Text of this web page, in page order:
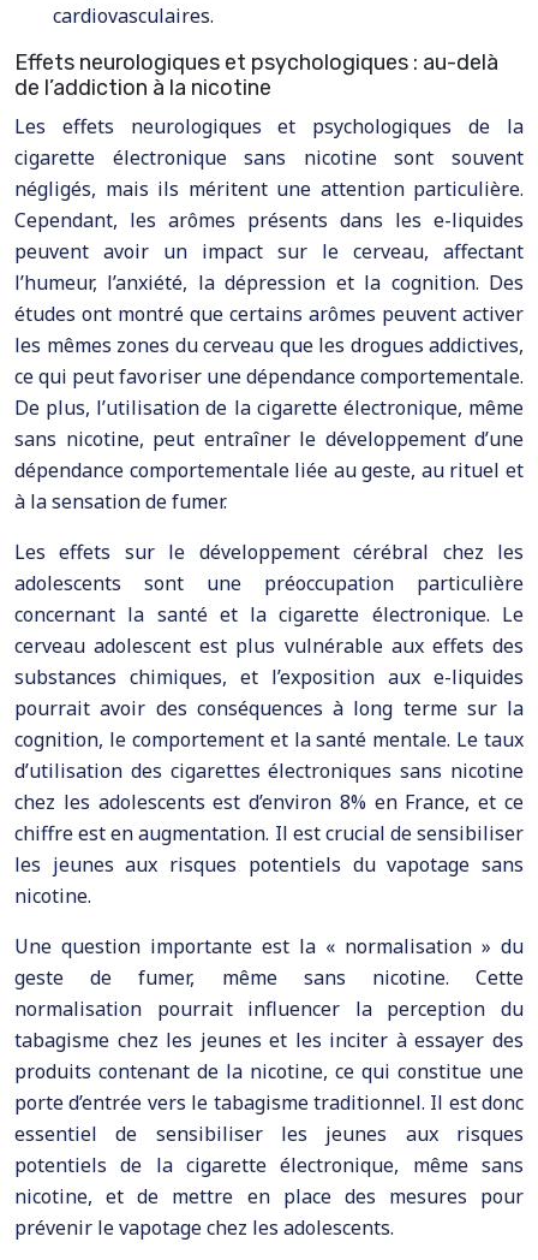
cardiovasculaires.
Effets neurologiques et psychologiques : au-delà
de l’addiction à la nicotine
Les effets neurologiques et psychologiques de la
cigarette électronique sans nicotine sont souvent
négligés, mais ils méritent une attention particulière.
Cependant, les arômes présents dans les e-liquides
peuvent avoir un impact sur le cerveau, affectant
l’humeur, l’anxiété, la dépression et la cognition. Des
études ont montré que certains arômes peuvent activer
les mêmes zones du cerveau que les drogues addictives,
ce qui peut favoriser une dépendance comportementale.
De plus, l’utilisation de la cigarette électronique, même
sans nicotine, peut entraîner le développement d’une
dépendance comportementale liée au geste, au rituel et
à la sensation de fumer.
Les effets sur le développement cérébral chez les
adolescents sont une préoccupation particulière
concernant la santé et la cigarette électronique. Le
cerveau adolescent est plus vulnérable aux effets des
substances chimiques, et l’exposition aux e-liquides
pourrait avoir des conséquences à long terme sur la
cognition, le comportement et la santé mentale. Le taux
d’utilisation des cigarettes électroniques sans nicotine
chez les adolescents est d’environ 8% en France, et ce
chiffre est en augmentation. Il est crucial de sensibiliser
les jeunes aux risques potentiels du vapotage sans
nicotine.
Une question importante est la « normalisation » du
geste de fumer, même sans nicotine. Cette
normalisation pourrait influencer la perception du
tabagisme chez les jeunes et les inciter à essayer des
produits contenant de la nicotine, ce qui constitue une
porte d’entrée vers le tabagisme traditionnel. Il est donc
essentiel de sensibiliser les jeunes aux risques
potentiels de la cigarette électronique, même sans
nicotine, et de mettre en place des mesures pour
prévenir le vapotage chez les adolescents.